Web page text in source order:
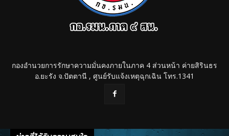
กองอำนวยการรักษาความมั่นคงภายในภาค 4 ส่วนหน้า ค่ายสิรินธร
อ.ยะรัง จ.ปัตตานี , ศูนย์รับแจ้งเหตุฉุกเฉิน โทร.1341